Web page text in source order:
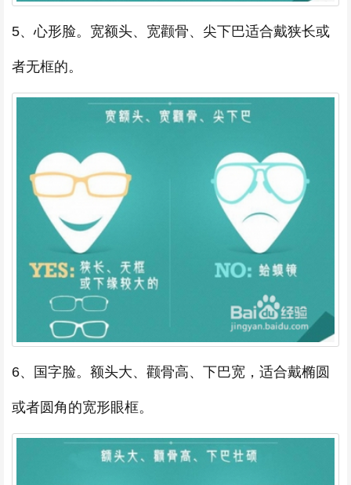
5、心形脸。宽额头、宽颧骨、尖下巴适合戴狭长或
者无框的。
6、国字脸。额头大、颧骨高、下巴宽，适合戴椭圆
或者圆角的宽形眼框。